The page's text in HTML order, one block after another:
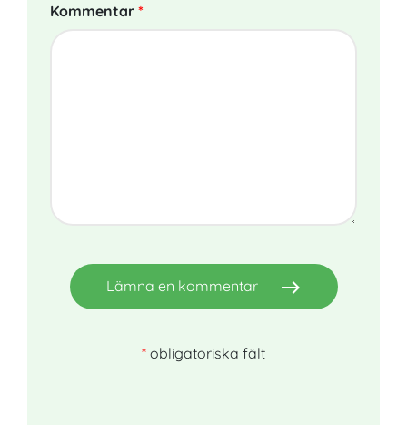
Kommentar *
Lämna en kommentar east
* obligatoriska fält